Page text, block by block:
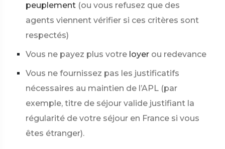
peuplement (ou vous refusez que des
agents viennent vérifier si ces critères sont
respectés)
Vous ne payez plus votre loyer ou redevance
Vous ne fournissez pas les justificatifs
nécessaires au maintien de l’APL (par
exemple, titre de séjour valide justifiant la
régularité de votre séjour en France si vous
êtes étranger).